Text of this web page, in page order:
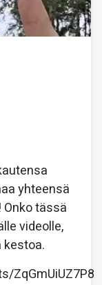
yhteensä
tässä
videolle,
ZqGmUiUZ7P8